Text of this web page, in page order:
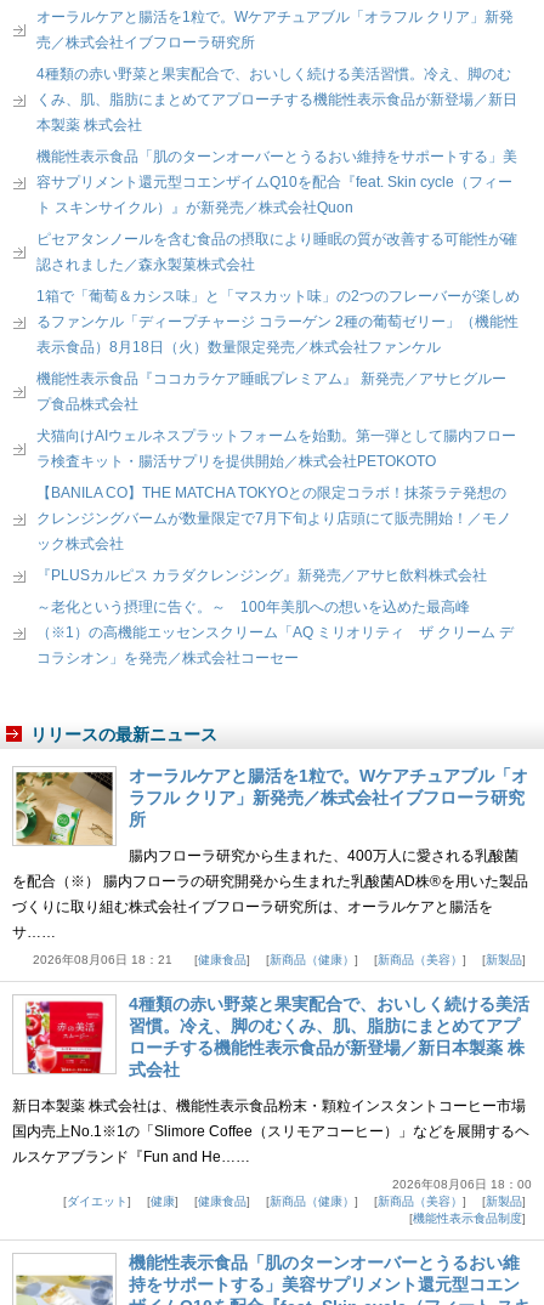
オーラルケアと腸活を1粒で。Wケアチュアブル「オラフル クリア」新発
売／株式会社イブフローラ研究所
4種類の赤い野菜と果実配合で、おいしく続ける美活習慣。冷え、脚のむ
くみ、肌、脂肪にまとめてアプローチする機能性表示食品が新登場／新日
本製薬 株式会社
機能性表示食品「肌のターンオーバーとうるおい維持をサポートする」美
容サプリメント還元型コエンザイムQ10を配合『feat. Skin cycle（フィー
ト スキンサイクル）』が新発売／株式会社Quon
ピセアタンノールを含む食品の摂取により睡眠の質が改善する可能性が確
認されました／森永製菓株式会社
1箱で「葡萄＆カシス味」と「マスカット味」の2つのフレーバーが楽しめ
るファンケル「ディープチャージ コラーゲン 2種の葡萄ゼリー」（機能性
表示食品）8月18日（火）数量限定発売／株式会社ファンケル
機能性表示食品『ココカラケア睡眠プレミアム』 新発売／アサヒグルー
プ食品株式会社
犬猫向けAIウェルネスプラットフォームを始動。第一弾として腸内フロー
ラ検査キット・腸活サプリを提供開始／株式会社PETOKOTO
【BANILA CO】THE MATCHA TOKYOとの限定コラボ！抹茶ラテ発想の
クレンジングバームが数量限定で7月下旬より店頭にて販売開始！／モノ
ック株式会社
『PLUSカルピス カラダクレンジング』新発売／アサヒ飲料株式会社
～老化という摂理に告ぐ。～ 100年美肌への想いを込めた最高峰
（※1）の高機能エッセンスクリーム「AQ ミリオリティ ザ クリーム デ
コラシオン」を発売／株式会社コーセー
リリースの最新ニュース
オーラルケアと腸活を1粒で。Wケアチュアブル「オ
ラフル クリア」新発売／株式会社イブフローラ研究
所
腸内フローラ研究から生まれた、400万人に愛される乳酸菌
を配合（※） 腸内フローラの研究開発から生まれた乳酸菌AD株®を用いた製品
づくりに取り組む株式会社イブフローラ研究所は、オーラルケアと腸活を
サ……
2026年08月06日 18：21 健康食品 新商品（健康） 新商品（美容） 新製品
4種類の赤い野菜と果実配合で、おいしく続ける美活
習慣。冷え、脚のむくみ、肌、脂肪にまとめてアプ
ローチする機能性表示食品が新登場／新日本製薬 株
式会社
新日本製薬 株式会社は、機能性表示食品粉末・顆粒インスタントコーヒー市場
国内売上No.1※1の「Slimore Coffee（スリモアコーヒー）」などを展開するヘ
ルスケアブランド『Fun and He……
2026年08月06日 18：00
ダイエット
健康 健康食品 新商品（健康） 新商品（美容）
新製品
機能性表示食品制度
機能性表示食品「肌のターンオーバーとうるおい維
持をサポートする」美容サプリメント還元型コエン